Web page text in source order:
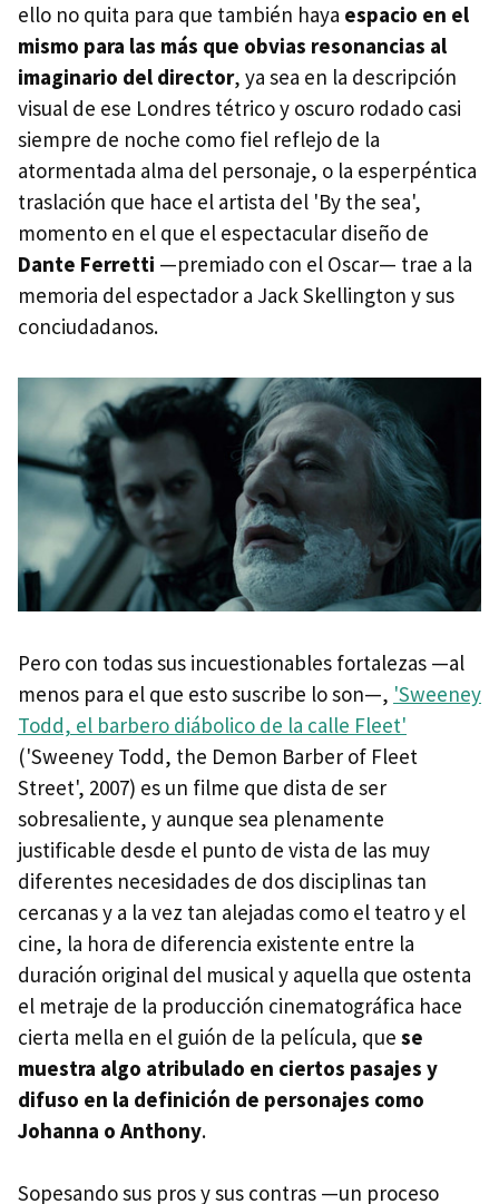
ello no quita para que también haya espacio en el
mismo para las más que obvias resonancias al
imaginario del director, ya sea en la descripción
visual de ese Londres tétrico y oscuro rodado casi
siempre de noche como fiel reflejo de la
atormentada alma del personaje, o la esperpéntica
traslación que hace el artista del 'By the sea',
momento en el que el espectacular diseño de
Dante Ferretti —premiado con el Oscar— trae a la
memoria del espectador a Jack Skellington y sus
conciudadanos.
Pero con todas sus incuestionables fortalezas —al
menos para el que esto suscribe lo son—, 'Sweeney
Todd, el barbero diábolico de la calle Fleet'
('Sweeney Todd, the Demon Barber of Fleet
Street', 2007) es un filme que dista de ser
sobresaliente, y aunque sea plenamente
justificable desde el punto de vista de las muy
diferentes necesidades de dos disciplinas tan
cercanas y a la vez tan alejadas como el teatro y el
cine, la hora de diferencia existente entre la
duración original del musical y aquella que ostenta
el metraje de la producción cinematográfica hace
cierta mella en el guión de la película, que se
muestra algo atribulado en ciertos pasajes y
difuso en la definición de personajes como
Johanna o Anthony.
Sopesando sus pros y sus contras —un proceso